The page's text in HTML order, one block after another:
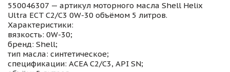
550046307 — артикул моторного масла Shell Helix
Ultra ECT C2/C3 0W-30 объёмом 5 литров.
Характеристики:
вязкость: 0W-30;
бренд: Shell;
тип масла: синтетическое;
спецификации: ACEA C2/C3, API SN;